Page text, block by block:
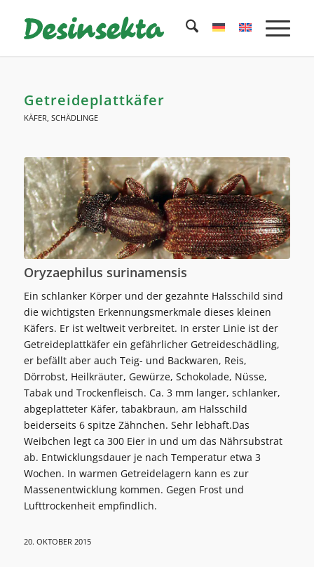
Getreideplattkäfer
KÄFER, SCHÄDLINGE
Oryzaephilus surinamensis
Ein schlanker Körper und der gezahnte Halsschild sind
die wichtigsten Erkennungsmerkmale dieses kleinen
Käfers. Er ist weltweit verbreitet. In erster Linie ist der
Getreideplattkäfer ein gefährlicher Getreideschädling,
er befällt aber auch Teig- und Backwaren, Reis,
Dörrobst, Heilkräuter, Gewürze, Schokolade, Nüsse,
Tabak und Trockenfleisch. Ca. 3 mm langer, schlanker,
abgeplatteter Käfer, tabakbraun, am Halsschild
beiderseits 6 spitze Zähnchen. Sehr lebhaft.Das
Weibchen legt ca 300 Eier in und um das Nährsubstrat
ab. Entwicklungsdauer je nach Temperatur etwa 3
Wochen. In warmen Getreidelagern kann es zur
Massenentwicklung kommen. Gegen Frost und
Lufttrockenheit empfindlich.
20. OKTOBER 2015